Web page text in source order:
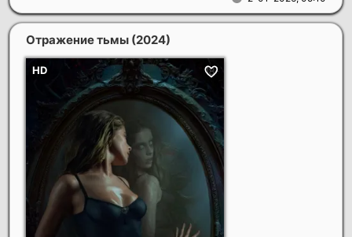
Отражение тьмы (2024)